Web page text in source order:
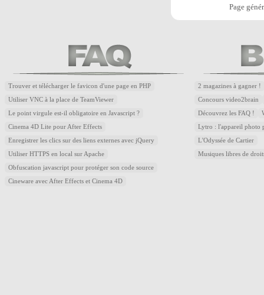
Page
Trouver et télécharger le favicon d'une page en PHP
Utiliser VNC à la place de TeamViewer
Le point virgule est-il obligatoire en Javascript ?
Cinema 4D Lite pour After Effects
Enregistrer les clics sur des liens externes avec jQuery
Utiliser HTTPS en local sur Apache
Obfuscation javascript pour protéger son code source
Cineware avec After Effects et Cinema 4D
2 magazines à gagner !
Concours video2brain
Découvrez les FAQ !
Lytro : l'appareil photo
L'Odyssée de Cartier
Musiques libres de